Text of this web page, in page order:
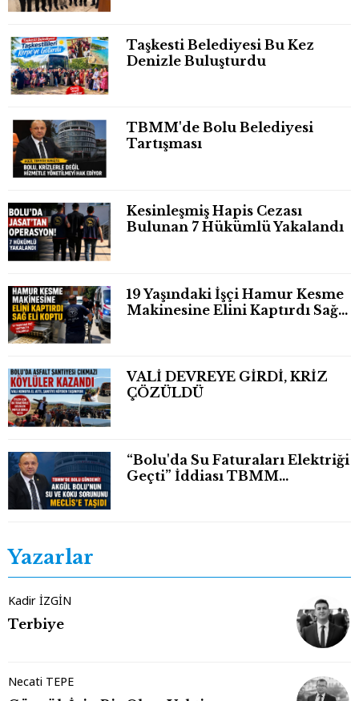
Taşkesti Belediyesi Bu Kez
Denizle Buluşturdu
TBMM'de Bolu Belediyesi
Tartışması
Kesinleşmiş Hapis Cezası
Bulunan 7 Hükümlü Yakalandı
19 Yaşındaki İşçi Hamur Kesme
Makinesine Elini Kaptırdı Sağ
VALİ DEVREYE GİRDİ, KRİZ
ÇÖZÜLDÜ
“Bolu'da Su Faturaları Elektriği
Geçti” İddiası TBMM
Yazarlar
Kadir İZGİN
Terbiye
Necati TEPE